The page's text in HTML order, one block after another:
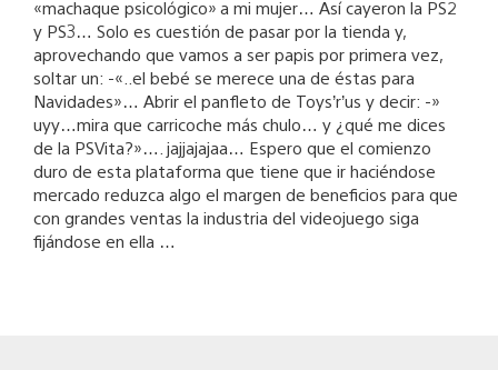
«machaque psicológico» a mi mujer… Así cayeron la PS2
y PS3… Solo es cuestión de pasar por la tienda y,
aprovechando que vamos a ser papis por primera vez,
soltar un: -«..el bebé se merece una de éstas para
Navidades»… Abrir el panfleto de Toys’r’us y decir: -»
uyy…mira que carricoche más chulo… y ¿qué me dices
de la PSVita?»…. jajjajajaa… Espero que el comienzo
duro de esta plataforma que tiene que ir haciéndose
mercado reduzca algo el margen de beneficios para que
con grandes ventas la industria del videojuego siga
fijándose en ella …